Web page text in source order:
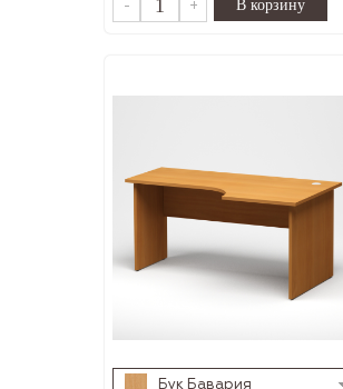
- +
Бук Бавария